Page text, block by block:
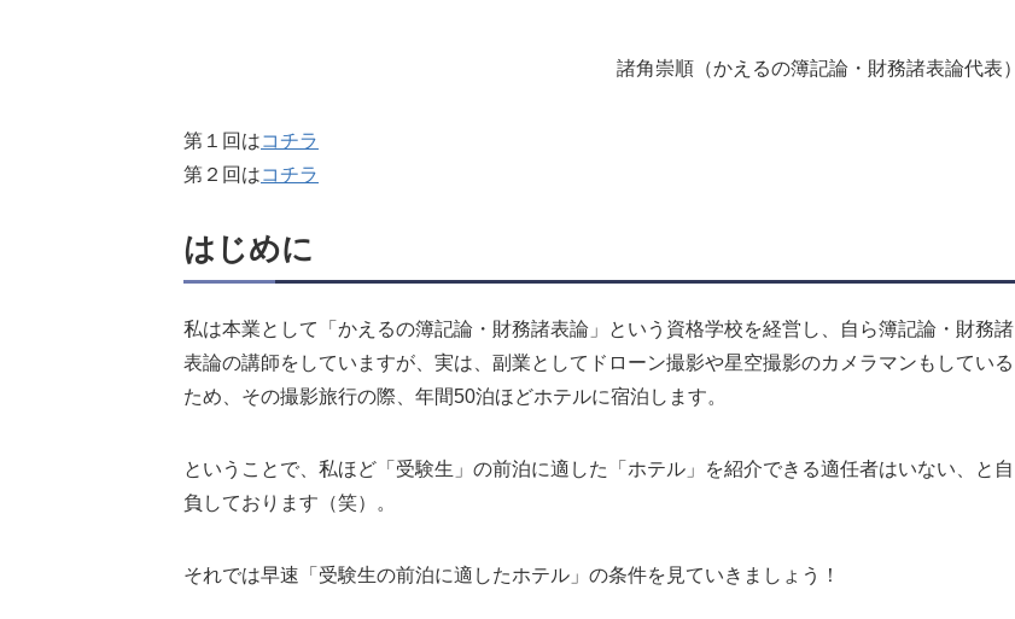
諸角崇順（かえるの簿記論・財務諸表論代表）
第１回はコチラ
第２回はコチラ
はじめに
私は本業として「かえるの簿記論・財務諸表論」という資格学校を経営し、自ら簿記論・財務諸
表論の講師をしていますが、実は、副業としてドローン撮影や星空撮影のカメラマンもしている
ため、その撮影旅行の際、年間50泊ほどホテルに宿泊します。
ということで、私ほど「受験生」の前泊に適した「ホテル」を紹介できる適任者はいない、と自
負しております（笑）。
それでは早速「受験生の前泊に適したホテル」の条件を見ていきましょう！